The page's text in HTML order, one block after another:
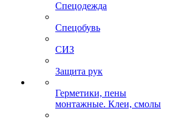
Спецодежда
Спецобувь
СИЗ
Защита рук
Герметики, пены
монтажные. Клеи, смолы